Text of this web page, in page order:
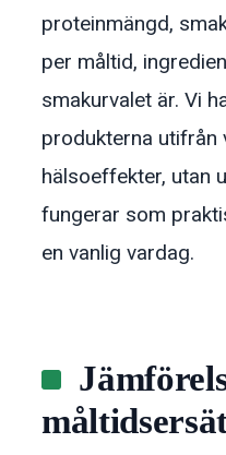
proteinmängd,
per måltid,
smakurvalet är. Vi
produkterna utifrån
hälsoeffekter, utan
fungerar som
en vanlig vardag.